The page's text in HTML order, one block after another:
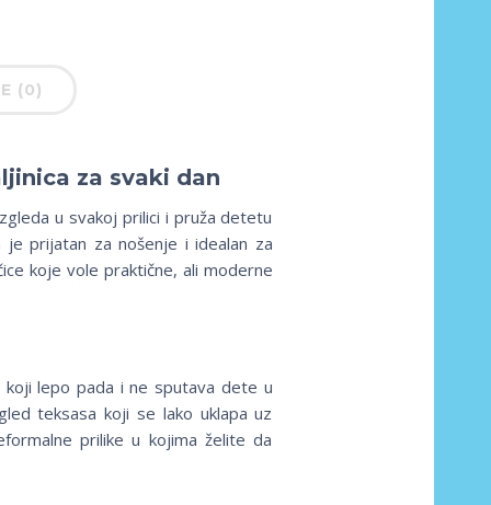
(0)
za svaki dan
u svakoj prilici i pruža detetu
je prijatan za nošenje i idealan za
koje vole praktične, ali moderne
koji lepo pada i ne sputava dete u
teksasa koji se lako uklapa uz
prilike u kojima želite da